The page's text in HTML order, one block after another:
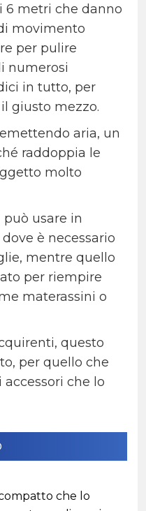
6 metri che danno
movimento
per pulire
numerosi
in tutto, per
giusto mezzo.
aria, un
raddoppia le
molto
usare in
è necessario
mentre quello
per riempire
materassini o
questo
per quello che
che lo
che lo